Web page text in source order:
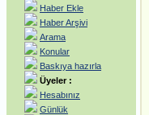
Haber Ekle
Haber Arşivi
Arama
Konular
Baskıya hazırla
Üyeler :
Hesabınız
Günlük